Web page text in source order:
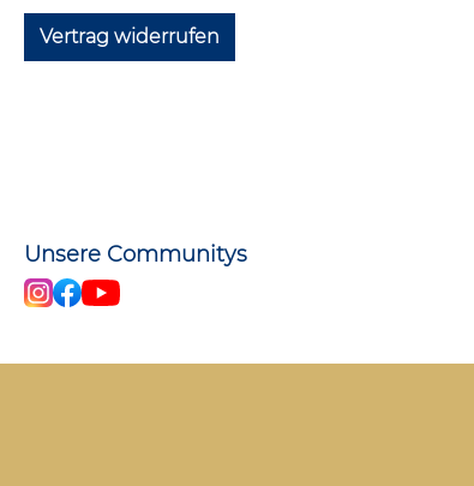
Vertrag widerrufen
Unsere Communitys